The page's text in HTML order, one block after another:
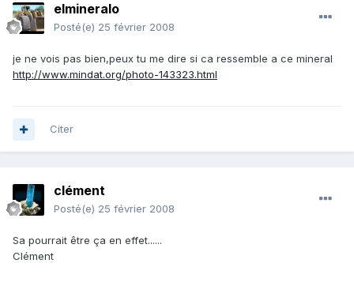
elmineralo
Posté(e) 25 février 2008
je ne vois pas bien,peux tu me dire si ca ressemble a ce mineral
http://www.mindat.org/photo-143323.html
Citer
clément
Posté(e) 25 février 2008
Sa pourrait être ça en effet......
Clément